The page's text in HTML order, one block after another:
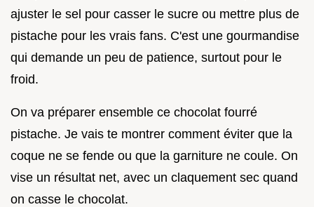
ajuster le sel pour casser le sucre ou mettre plus de
pistache pour les vrais fans. C'est une gourmandise
qui demande un peu de patience, surtout pour le
froid.
On va préparer ensemble ce chocolat fourré
pistache. Je vais te montrer comment éviter que la
coque ne se fende ou que la garniture ne coule. On
vise un résultat net, avec un claquement sec quand
on casse le chocolat.